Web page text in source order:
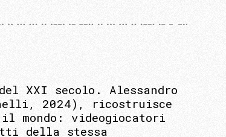
XXI secolo. Alessandro
2024), ricostruisce
mondo: videogiocatori
della stessa